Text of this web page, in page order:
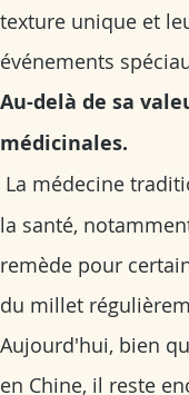
texture unique et
événements
Au-delà de sa
médicinales.
La médecine
la santé,
remède pour
du millet
Aujourd'hui, bien
en Chine, il reste